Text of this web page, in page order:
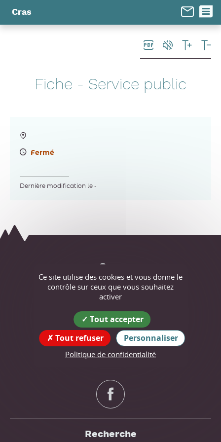
Cras
Fiche - Service public
Fermé
Dernière modification le -
Cras
Coordonnées
de la mairie
12 route des Écoles
38210 Cras
tél : 04 76 07 94 10
Recherche
Ce site utilise des cookies et vous donne le
contrôle sur ceux que vous souhaitez
activer
Tout accepter
Tout refuser
Personnaliser
Politique de confidentialité